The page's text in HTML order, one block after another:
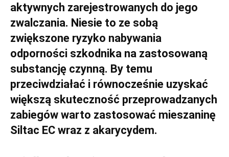
aktywnych zarejestrowanych do jego
zwalczania. Niesie to ze sobą
zwiększone ryzyko nabywania
odporności szkodnika na zastosowaną
substancję czynną. By temu
przeciwdziałać i równocześnie uzyskać
większą skuteczność przeprowadzanych
zabiegów warto zastosować mieszaninę
Siltac EC wraz z akarycydem.